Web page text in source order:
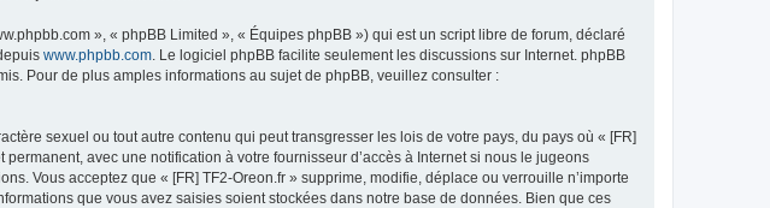
», « phpBB Limited », « Équipes phpBB ») qui est un script libre de forum, déclaré
www.phpbb.com. Le logiciel phpBB facilite seulement les discussions sur Internet. phpBB
Pour de plus amples informations au sujet de phpBB, veuillez consulter :
sexuel ou tout autre contenu qui peut transgresser les lois de votre pays, du pays où « [FR]
avec une notification à votre fournisseur d’accès à Internet si nous le jugeons
Vous acceptez que « [FR] TF2-Oreon.fr » supprime, modifie, déplace ou verrouille n’importe
que vous avez saisies soient stockées dans notre base de données. Bien que ces